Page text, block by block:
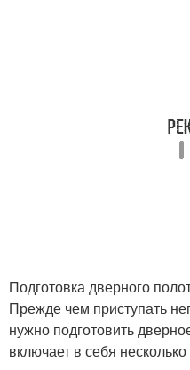
Подготовка дверного
Прежде чем приступать
нужно подготовить
включает в себя